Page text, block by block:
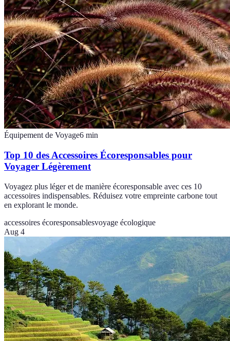
Équipement de Voyage6 min
Top 10 des Accessoires Écoresponsables pour
Voyager Légèrement
Voyagez plus léger et de manière écoresponsable avec ces 10
accessoires indispensables. Réduisez votre empreinte carbone tout
en explorant le monde.
accessoires écoresponsablesvoyage écologique
Aug 4